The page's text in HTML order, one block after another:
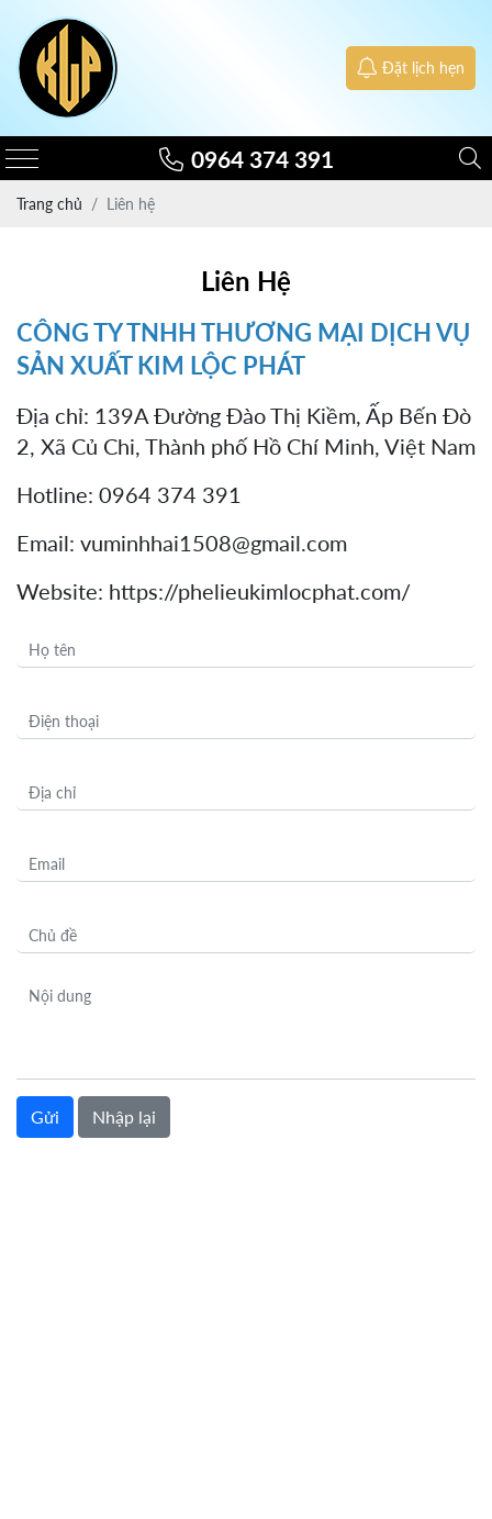
Đặt lịch hẹn
0964 374 391
Trang chủ Liên hệ
Liên Hệ
CÔNG TY TNHH THƯƠNG MẠI DỊCH VỤ
SẢN XUẤT KIM LỘC PHÁT
Địa chỉ: 139A Đường Đào Thị Kiềm, Ấp Bến Đò
2, Xã Củ Chi, Thành phố Hồ Chí Minh, Việt Nam
Hotline: 0964 374 391
Email: vuminhhai1508@gmail.com
Website: https://phelieukimlocphat.com/
Họ tên
Điện thoại
Địa chỉ
Email
Chủ đề
Nội dung